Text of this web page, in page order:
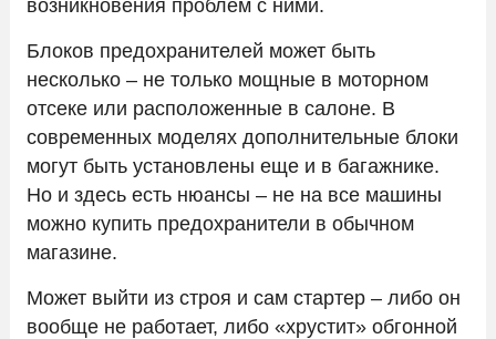
возникновения проблем с ними.
Блоков предохранителей может быть
несколько – не только мощные в моторном
отсеке или расположенные в салоне. В
современных моделях дополнительные блоки
могут быть установлены еще и в багажнике.
Но и здесь есть нюансы – не на все машины
можно купить предохранители в обычном
магазине.
Может выйти из строя и сам стартер – либо он
вообще не работает, либо «хрустит» обгонной